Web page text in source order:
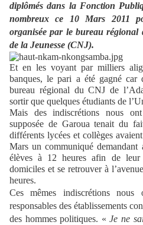
diplômés dans la Fonction
nombreux ce 10 Mars 2011
organisée par le bureau
de la Jeunesse (CNJ).
Et en les voyant par milliers
banques, le pari a été gagné car
bureau régional du CNJ de
sortir que quelques étudiants de
Mais des indiscrétions nous
supposée de Garoua tenait du
différents lycées et collèges
Mars un communiqué demandant
élèves à 12 heures afin de leur
domiciles et se retrouver à
heures.
Ces mêmes indiscrétions
responsables des établissements
des hommes politiques. «Je ne